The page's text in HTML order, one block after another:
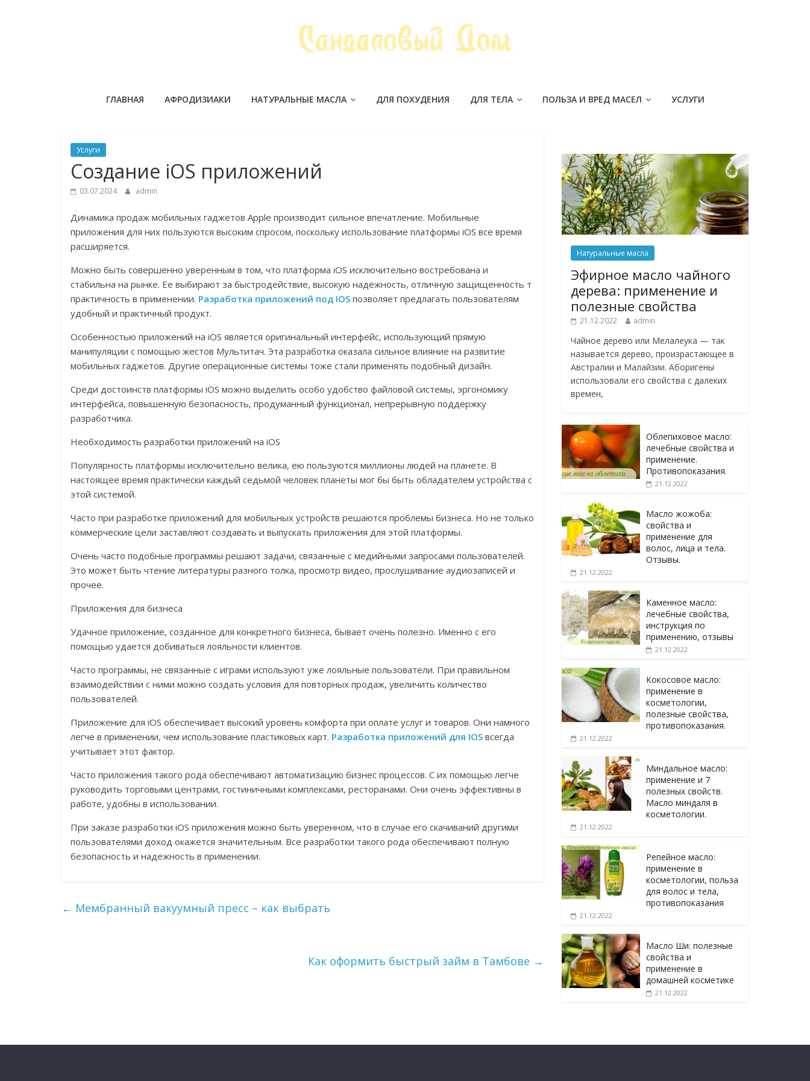
Сандаловый
ГЛАВНАЯ АФРОДИЗИАКИ НАТУРАЛЬНЫЕ МАСЛА ДЛЯ ПОХУДЕНИЯ ДЛЯ ТЕЛА ПОЛЬЗА И ВРЕД МАСЕЛ УСЛУГИ
Услуги
Создание iOS приложений
03.07.2024 admin
Динамика продаж мобильных гаджетов Apple производит сильное впечатление. Мобильные
приложения для них пользуются высоким спросом, поскольку использование платформы iOS все время
расширяется.
Можно быть совершенно уверенным в том, что платформа iOS исключительно востребована и
стабильна на рынке. Ее выбирают за быстродействие, высокую надежность, отличную защищенность т
практичность в применении. Разработка приложений под IOS позволяет предлагать пользователям
удобный и практичный продукт.
Особенностью приложений на iOS является оригинальный интерфейс, использующий прямую
манипуляции с помощью жестов Мультитач. Эта разработка оказала сильное влияние на развитие
мобильных гаджетов. Другие операционные системы тоже стали применять подобный дизайн.
Среди достоинств платформы iOS можно выделить особо удобство файловой системы, эргономику
интерфейса, повышенную безопасность, продуманный функционал, непрерывную поддержку
разработчика.
Необходимость разработки приложений на iOS
Популярность платформы исключительно велика, ею пользуются миллионы людей на планете. В
настоящее время практически каждый седьмой человек планеты мог бы быть обладателем устройства с
этой системой.
Часто при разработке приложений для мобильных устройств решаются проблемы бизнеса. Но не только
коммерческие цели заставляют создавать и выпускать приложения для этой платформы.
Очень часто подобные программы решают задачи, связанные с медийными запросами пользователей.
Это может быть чтение литературы разного толка, просмотр видео, прослушивание аудиозаписей и
прочее.
Приложения для бизнеса
Удачное приложение, созданное для конкретного бизнеса, бывает очень полезно. Именно с его
помощью удается добиваться лояльности клиентов.
Часто программы, не связанные с играми используют уже лояльные пользователи. При правильном
взаимодействии с ними можно создать условия для повторных продаж, увеличить количество
пользователей.
Приложение для iOS обеспечивает высокий уровень комфорта при оплате услуг и товаров. Они намного
легче в применении, чем использование пластиковых карт. Разработка приложений для IOS всегда
учитывает этот фактор.
Часто приложения такого рода обеспечивают автоматизацию бизнес процессов. С их помощью легче
руководить торговыми центрами, гостиничными комплексами, ресторанами. Они очень эффективны в
работе, удобны в использовании.
При заказе разработки iOS приложения можно быть уверенном, что в случае его скачиваний другими
пользователями доход окажется значительным. Все разработки такого рода обеспечивают полную
безопасность и надежность в применении.
← Мембранный вакуумный пресс – как выбрать
Как оформить быстрый займ в Тамбове →
Натуральные масла
Эфирное масло чайного
дерева: применение и
полезные свойства
21.12.2022 admin
Чайное дерево или Мелалеука — так
называется дерево, произрастающее в
Австралии и Малайзии. Аборигены
использовали его свойства с далеких
времен,
Облепиховое масло:
лечебные свойства и
применение.
Противопоказания.
21.12.2022
Масло жожоба:
свойства и
применение для
волос, лица и тела.
Отзывы.
21.12.2022
Каменное масло:
лечебные свойства,
инструкция по
применению, отзывы
21.12.2022
Кокосовое масло:
применение в
косметологии,
полезные свойства,
противопоказания.
21.12.2022
Миндальное масло:
применение и 7
полезных свойств.
Масло миндаля в
косметологии.
21.12.2022
Репейное масло:
применение в
косметологии, польза
для волос и тела,
противопоказания
21.12.2022
Масло Ши: полезные
свойства и
применение в
домашней косметике
21.12.2022